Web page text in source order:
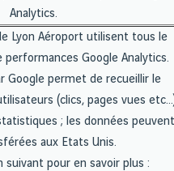
Analytics.
Lyon Aéroport utilisent tous le
Google Analytics.
Google permet de recueillir le
(clics, pages vues
; les données peuvent
aux Etats Unis.
suivant pour en savoir plus :